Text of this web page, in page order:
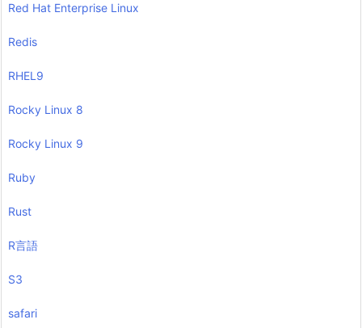
Red Hat Enterprise Linux
Redis
RHEL9
Rocky Linux 8
Rocky Linux 9
Ruby
Rust
R言語
S3
safari